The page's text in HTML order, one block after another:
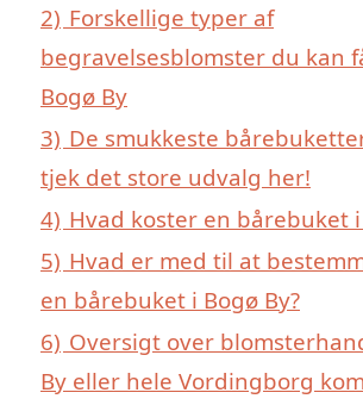
2) Forskellige typer af
begravelsesblomster du kan
Bogø By
3) De smukkeste
tjek det store udvalg her!
4) Hvad koster en bårebuket i
5) Hvad er med til at
en bårebuket i Bogø By?
6) Oversigt over
By eller hele Vordingborg